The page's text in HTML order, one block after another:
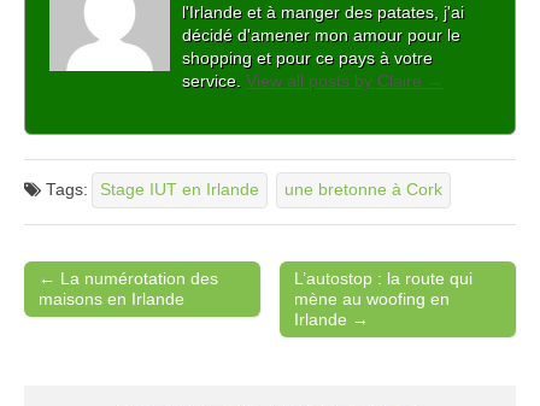
l'Irlande et à manger des patates, j'ai
décidé d'amener mon amour pour le
shopping et pour ce pays à votre
service. View all posts by Claire →
Tags: Stage IUT en Irlande une bretonne à Cork
Post navigation
← La numérotation des
maisons en Irlande
L’autostop : la route qui
mène au woofing en
Irlande →